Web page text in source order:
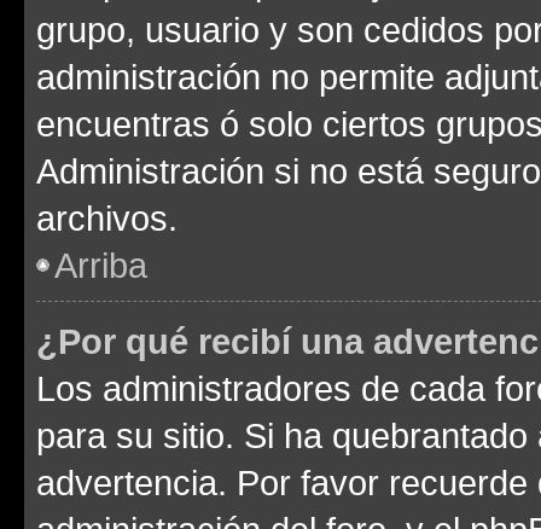
grupo, usuario y son cedidos
administración no permite
encuentras ó solo ciertos
Administración si no está
archivos.
Arriba
¿Por qué recibí una
Los administradores de cada
para su sitio. Si ha
advertencia. Por favor